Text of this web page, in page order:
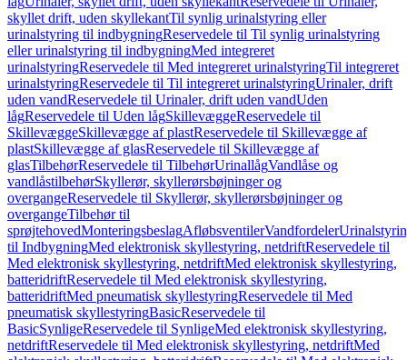
skyllet drift, uden skyllekantTil synlig urinalstyring eller
urinalstyring til indbygningReservedele til Til synlig urinalstyring
eller urinalstyring til indbygningMed integreret
urinalstyringReservedele til Med integreret urinalstyringTil integreret
urinalstyringReservedele til Til integreret urinalstyringUrinaler, drift
uden vandReservedele til Urinaler, drift uden vandUden
lågReservedele til Uden lågSkillevæggeReservedele til
SkillevæggeSkillevægge af plastReservedele til Skillevægge af
plastSkillevægge af glasReservedele til Skillevægge af
glasTilbehørReservedele til TilbehørUrinallågVandlåse og
vandlåstilbehørSkyllerør, skyllerørsbøjninger og
overgangeReservedele til Skyllerør, skyllerørsbøjninger og
overgangeTilbehør til
sprøjtehovedMonteringsbeslagAfløbsventilerVandfordeler
til IndbygningMed elektronisk skyllestyring, netdriftReservedele til
Med elektronisk skyllestyring, netdriftMed elektronisk skyllestyring,
batteridriftReservedele til Med elektronisk skyllestyring,
batteridriftMed pneumatisk skyllestyringReservedele til Med
pneumatisk skyllestyringBasicReservedele til
BasicSynligeReservedele til SynligeMed elektronisk skyllestyring,
netdriftReservedele til Med elektronisk skyllestyring, netdriftMed